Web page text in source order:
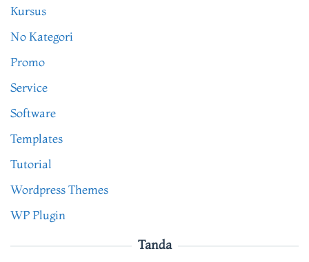
Kursus
No Kategori
Promo
Service
Software
Templates
Tutorial
Wordpress Themes
WP Plugin
Tanda